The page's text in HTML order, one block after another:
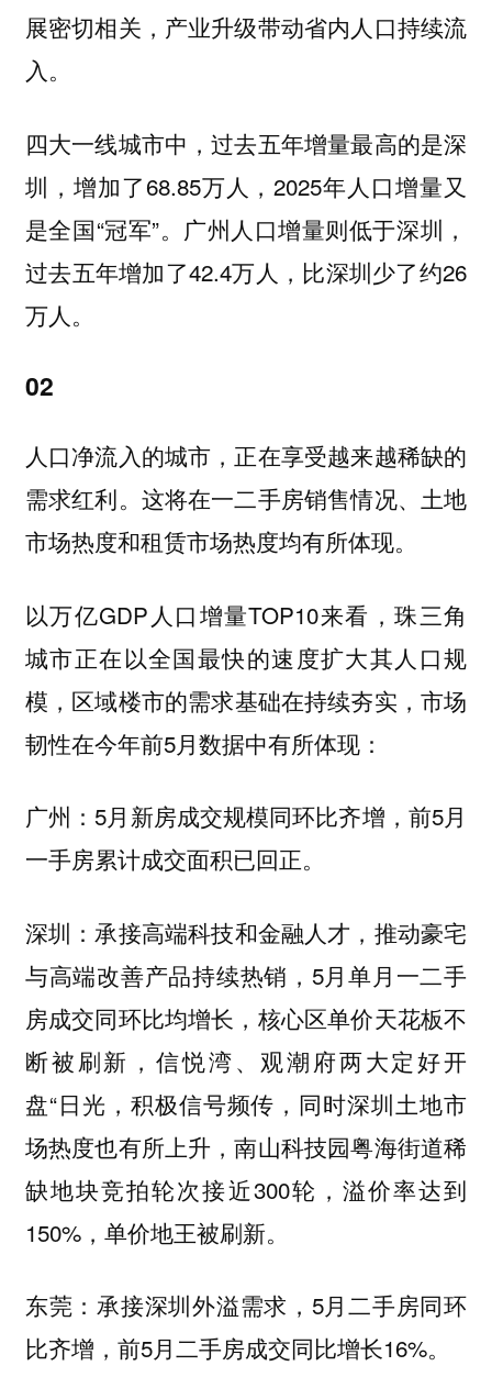
展密切相关，产业升级带动省内人口持续流
入。
四大一线城市中，过去五年增量最高的是深
圳， 增加了68.85万人，2025年人口增量又
是全国“冠军”。 广州人口增量则低于深圳 ，
过去五年增加了42.4万人，比深圳少了约26
万人。
02
人口净流入的城市，正在享受越来越稀缺的
需求红利。这将在一二手房销售情况、土地
市场热度和租赁市场热度均有所体现。
以万亿GDP人口增量TOP10来看，珠三角
城市正在以全国最快的速度扩大其人口规
模 ，区域楼市的需求基础在持续夯实，市场
韧性在今年前5月数据中有所体现：
广州：5月新房成交规模同环比齐增，前5月
一手房累计成交面积已回正。
深圳： 承接高端科技和金融人才，推动豪宅
与高端改善产品持续热销，5月单月一二手
房成交同环比均增长，核心区单价天花板不
断被刷新，信悦湾、观潮府两大定好开
盘“日光，积极信号频传，同时深圳土地市
场热度也有所上升，南山科技园粤海街道稀
缺地块竞拍轮次接近300轮，溢价率达到
150%，单价地王被刷新。
东莞：承接深圳外溢需求，5月二手房同环
比齐增，前5月二手房成交同比增长16%。